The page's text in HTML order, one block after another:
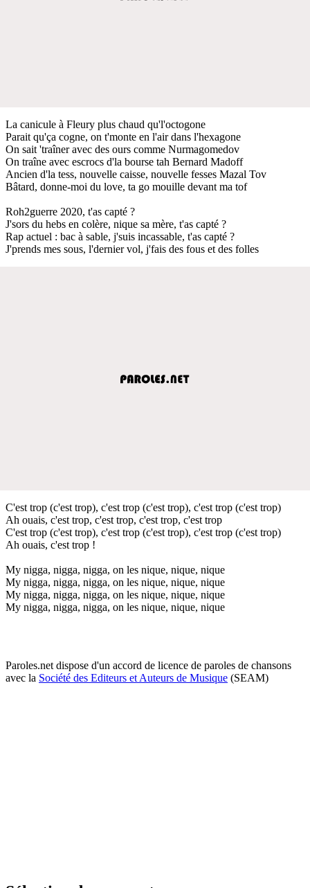
La canicule à Fleury plus chaud qu'l'octogone
Parait qu'ça cogne, on t'monte en l'air dans l'hexagone
On sait 'traîner avec des ours comme Nurmagomedov
On traîne avec escrocs d'la bourse tah Bernard Madoff
Ancien d'la tess, nouvelle caisse, nouvelle fesses Mazal Tov
Bâtard, donne-moi du love, ta go mouille devant ma tof
Roh2guerre 2020, t'as capté ?
J'sors du hebs en colère, nique sa mère, t'as capté ?
Rap actuel : bac à sable, j'suis incassable, t'as capté ?
J'prends mes sous, l'dernier vol, j'fais des fous et des folles
C'est trop (c'est trop), c'est trop (c'est trop), c'est trop (c'est trop)
Ah ouais, c'est trop, c'est trop, c'est trop, c'est trop
C'est trop (c'est trop), c'est trop (c'est trop), c'est trop (c'est trop)
Ah ouais, c'est trop !
My nigga, nigga, nigga, on les nique, nique, nique
My nigga, nigga, nigga, on les nique, nique, nique
My nigga, nigga, nigga, on les nique, nique, nique
My nigga, nigga, nigga, on les nique, nique, nique
Paroles.net dispose d'un accord de licence de paroles de chansons
avec la Société des Editeurs et Auteurs de Musique (SEAM)